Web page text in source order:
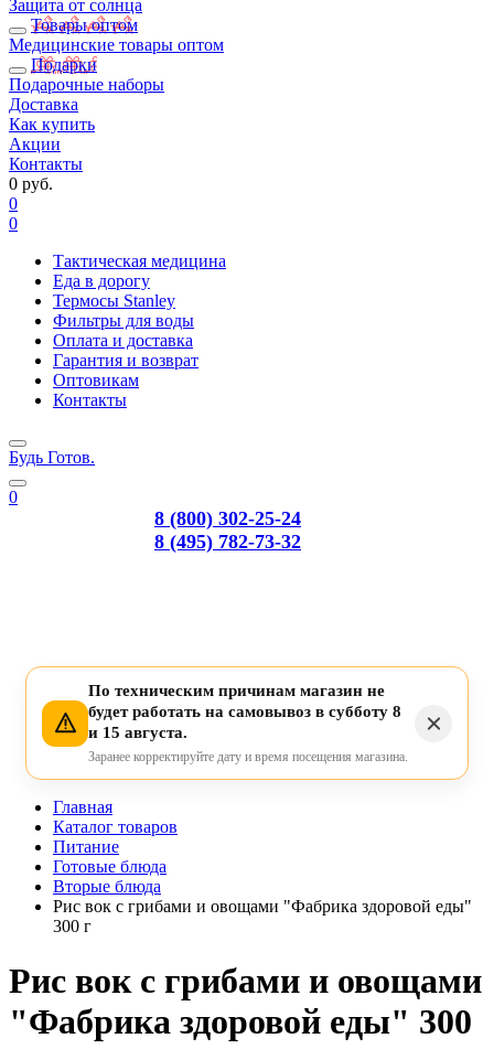
Защита от солнца
Товары оптом
Медицинские товары оптом
Подарки
Подарочные наборы
Доставка
Как купить
Акции
Контакты
0 руб.
0
0
Тактическая медицина
Еда в дорогу
Термосы Stanley
Фильтры для воды
Оплата и доставка
Гарантия и возврат
Оптовикам
Контакты
Будь Готов.
0
8 (800) 302-25-24
8 (495) 782-73-32
По техническим причинам магазин не
будет работать на самовывоз в субботу 8
и 15 августа.
Заранее корректируйте дату и время посещения магазина.
Главная
Каталог товаров
Питание
Готовые блюда
Вторые блюда
Рис вок с грибами и овощами "Фабрика здоровой еды"
300 г
Рис вок с грибами и овощами
"Фабрика здоровой еды" 300